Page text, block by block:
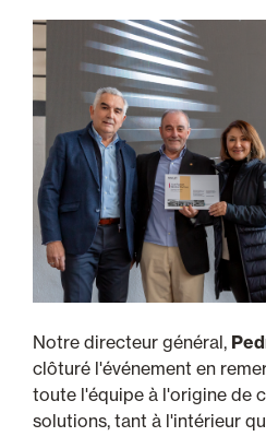
Notre directeur général,
clôturé l'événement en
toute l'équipe à l'origine de
solutions, tant à l'intérieur